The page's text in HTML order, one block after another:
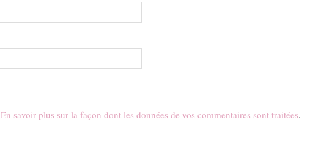
En savoir plus sur la façon dont les données de vos commentaires sont traitées.